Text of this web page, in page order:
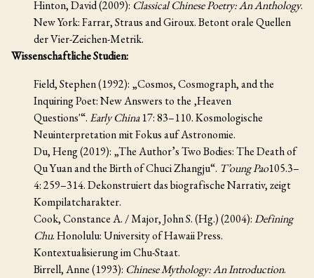
Hinton, David (2009): Classical Chinese Poetry: An Anthology.
New York: Farrar, Straus and Giroux. Betont orale Quellen
der Vier-Zeichen-Metrik.
Wissenschaftliche Studien:
Field, Stephen (1992): „Cosmos, Cosmograph, and the
Inquiring Poet: New Answers to the ‚Heaven
Questions'“. Early China17: 83–110. Kosmologische
Neuinterpretation mit Fokus auf Astronomie.
Du, Heng (2019): „The Author’s Two Bodies: The Death of
Qu Yuan and the Birth of Chuci Zhangju“. T’oung Pao105.3–
4: 259–314. Dekonstruiert das biografische Narrativ, zeigt
Kompilatcharakter.
Cook, Constance A. / Major, John S. (Hg.) (2004):Defining
Chu. Honolulu: University of Hawaii Press.
Kontextualisierung im Chu-Staat.
Birrell, Anne (1993): Chinese Mythology: An Introduction.